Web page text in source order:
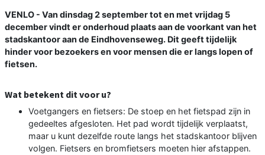
VENLO - Van dinsdag 2 september tot en met vrijdag 5
december vindt er onderhoud plaats aan de voorkant van het
stadskantoor aan de Eindhovenseweg. Dit geeft tijdelijk
hinder voor bezoekers en voor mensen die er langs lopen of
fietsen.
Wat betekent dit voor u?
Voetgangers en fietsers: De stoep en het fietspad zijn in
gedeeltes afgesloten. Het pad wordt tijdelijk verplaatst,
maar u kunt dezelfde route langs het stadskantoor blijven
volgen. Fietsers en bromfietsers moeten hier afstappen.